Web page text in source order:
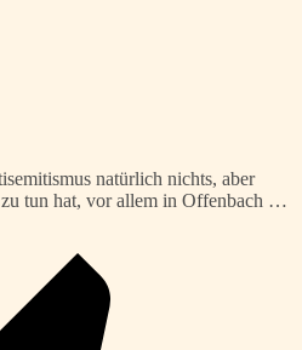
natürlich nichts, aber
tun hat, vor allem in Offenbach …